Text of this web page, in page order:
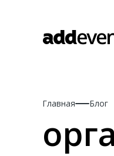
Главная Блог